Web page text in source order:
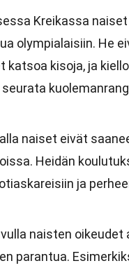
Kreikassa
olympialaisiin. He
katsoa kisoja, ja
naiset eivät
Heidän
ja
naisten oikeudet
parantua.